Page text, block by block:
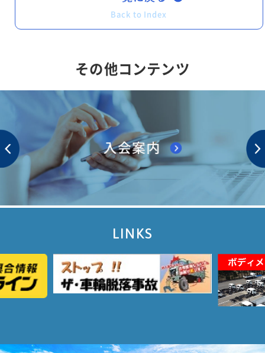
のない自動車を除く。）に交
付される検査標章（車検に合格した時に
未実施（車検時）」と記載する
ことを定めた。
【スケジュール】
交付：2020年2月28日
施行：2020年4月1日
Back to Index
その他コンテンツ
LINKS